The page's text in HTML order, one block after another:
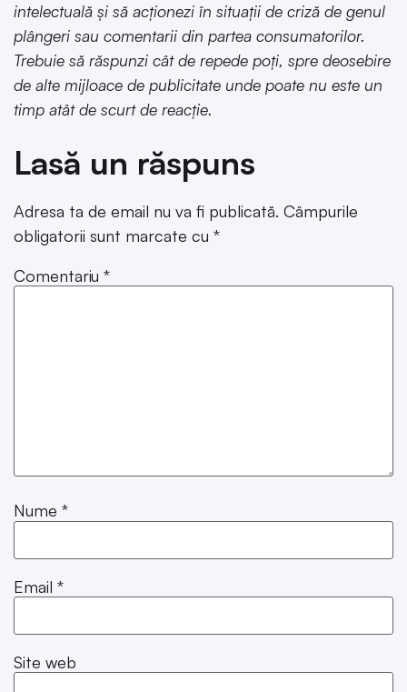
intelectuală și să acționezi în situații de criză de genul
plângeri sau comentarii din partea consumatorilor.
Trebuie să răspunzi cât de repede poți, spre deosebire
de alte mijloace de publicitate unde poate nu este un
timp atât de scurt de reacție.
Lasă un răspuns
Adresa ta de email nu va fi publicată. Câmpurile
obligatorii sunt marcate cu *
Comentariu *
Nume *
Email *
Site web